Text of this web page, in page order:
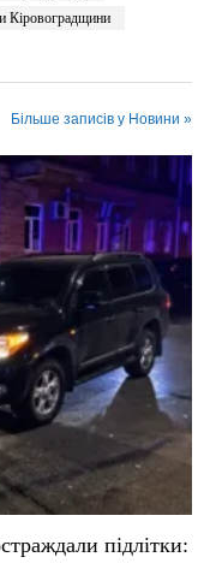
Кіровоградщини
Більше записів у Новини »
підлітки: